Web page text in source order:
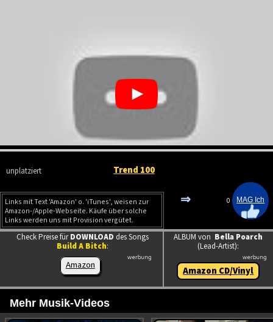
unplatziert Trend 100
Links mit Text 'Amazon' o. 'iTunes', weisen zur
Amazon-/Apple-Webseite. Käufe über solche
Links werden uns mit Provision vergütet.
⇒ 0
Check Preise fürDOWNLOAD des Songs
Build A Bitch:
Amazon
ALBUM von Bella Poarch
(Lead-Artist):
Amazon CD/Vinyl
Mehr Musik-Videos